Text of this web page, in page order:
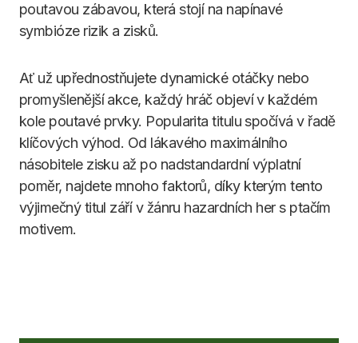
poutavou zábavou, která stojí na napínavé
symbióze rizik a zisků.
Ať už upřednostňujete dynamické otáčky nebo
promyšlenější akce, každý hráč objeví v každém
kole poutavé prvky. Popularita titulu spočívá v řadě
klíčových výhod. Od lákavého maximálního
násobitele zisku až po nadstandardní výplatní
poměr, najdete mnoho faktorů, díky kterým tento
výjimečný titul září v žánru hazardních her s ptačím
motivem.